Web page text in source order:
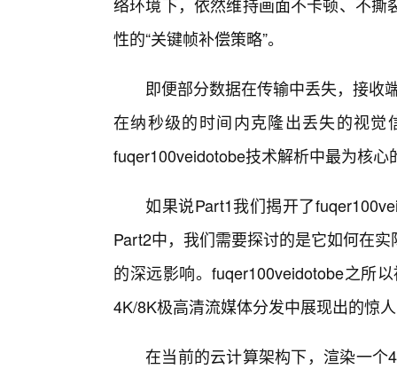
性的“关键帧补偿策略”。
即便部分数据在传输中丢失，接收
在纳秒级的时间内克隆出丢失的视觉
fuqer100veidotobe技术解析中最为核心
如果说Part1我们揭开了
Part2中，我们需要探讨的是它如何在
的深远影响。fuqer100veidotobe之所
4K/8K极高清流媒体分发中展现出的惊
在当前的云计算架构下，渲染一